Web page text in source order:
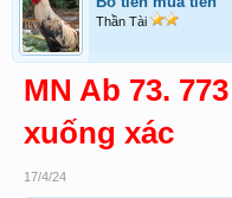
Thần Tài
MN Ab 73.
xuống xác
17/4/24